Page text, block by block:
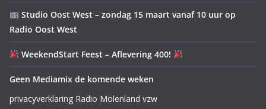
Studio Oost West – zondag 15 maart vanaf 10 uur op
Radio Oost West
WeekendStart Feest – Aflevering 400!
Geen Mediamix de komende weken
privacyverklaring Radio Molenland vzw